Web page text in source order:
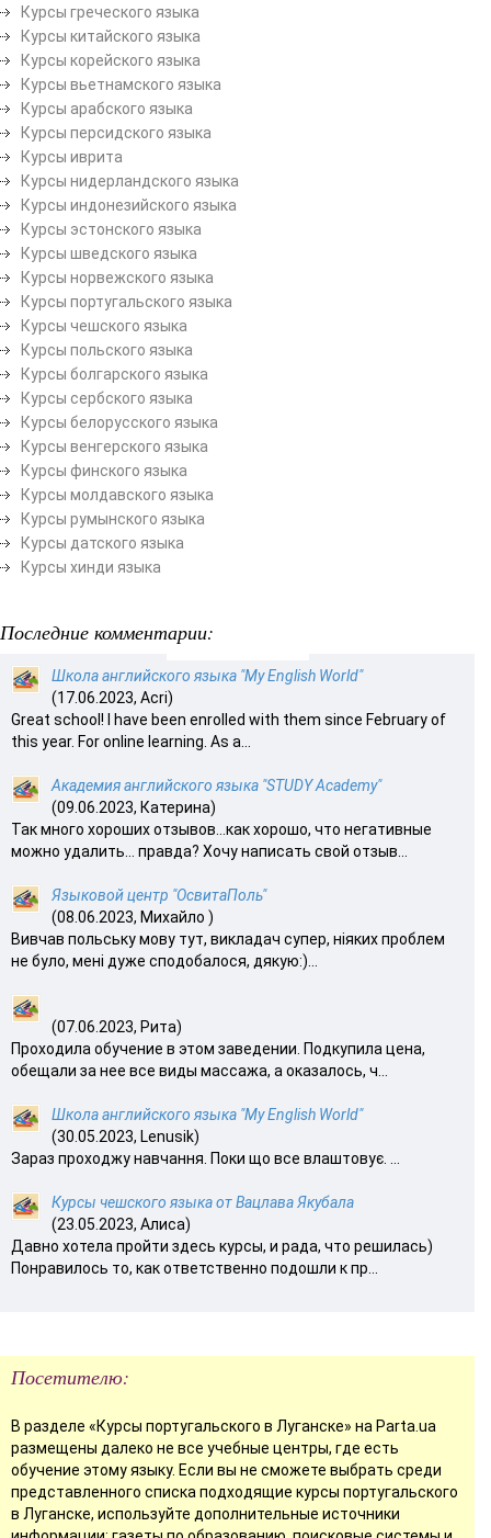
Курсы греческого языка
Курсы китайского языка
Курсы корейского языка
Курсы вьетнамского языка
Курсы арабского языка
Курсы персидского языка
Курсы иврита
Курсы нидерландского языка
Курсы индонезийского языка
Курсы эстонского языка
Курсы шведского языка
Курсы норвежского языка
Курсы португальского языка
Курсы чешского языка
Курсы польского языка
Курсы болгарского языка
Курсы сербского языка
Курсы белорусского языка
Курсы венгерского языка
Курсы финского языка
Курсы молдавского языка
Курсы румынского языка
Курсы датского языка
Курсы хинди языка
Последние комментарии:
Школа английского языка "My English World"
(17.06.2023, Acri)
Great school! I have been enrolled with them since February of
this year. For online learning. As a...
Академия английского языка "STUDY Academy"
(09.06.2023, Катерина)
Так много хороших отзывов…как хорошо, что негативные
можно удалить… правда? Хочу написать свой отзыв...
Языковой центр "ОсвитаПоль"
(08.06.2023, Михайло )
Вивчав польську мову тут, викладач супер, ніяких проблем
не було, мені дуже сподобалося, дякую:)...
(07.06.2023, Рита)
Проходила обучение в этом заведении. Подкупила цена,
обещали за нее все виды массажа, а оказалось, ч...
Школа английского языка "My English World"
(30.05.2023, Lenusik)
Зараз проходжу навчання. Поки що все влаштовує. ...
Курсы чешского языка от Вацлава Якубала
(23.05.2023, Алиса)
Давно хотела пройти здесь курсы, и рада, что решилась)
Понравилось то, как ответственно подошли к пр...
Посетителю:
В разделе «Курсы португальского в Луганске» на Parta.ua
размещены далеко не все учебные центры, где есть
обучение этому языку. Если вы не сможете выбрать среди
представленного списка подходящие курсы португальского
в Луганске, используйте дополнительные источники